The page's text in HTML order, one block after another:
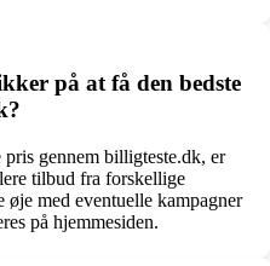
på at få den bedste
gennem billigteste.dk, er
tilbud fra forskellige
øje med eventuelle kampagner
på hjemmesiden.